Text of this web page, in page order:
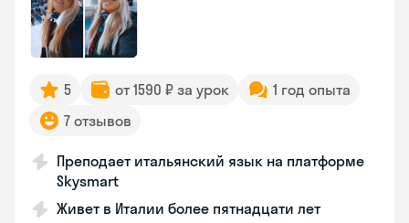
5 от 1590 ₽ за урок
1 год опыта
7 отзывов
Преподает итальянский язык на платформе
Skysmart
Живет в Италии более пятнадцати лет